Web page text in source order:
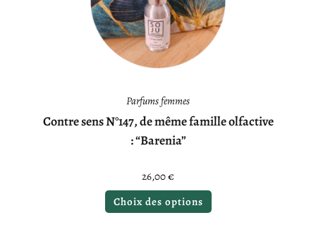
Parfums femmes
Contre sens N°147, de même famille olfactive
: “Barenia”
26,00€
Choix des options